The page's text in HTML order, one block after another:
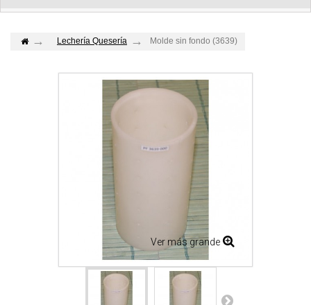
Lechería Quesería Molde sin fondo (3639)
Ver más grande